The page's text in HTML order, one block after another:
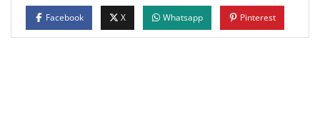
Facebook X Whatsapp Pinterest